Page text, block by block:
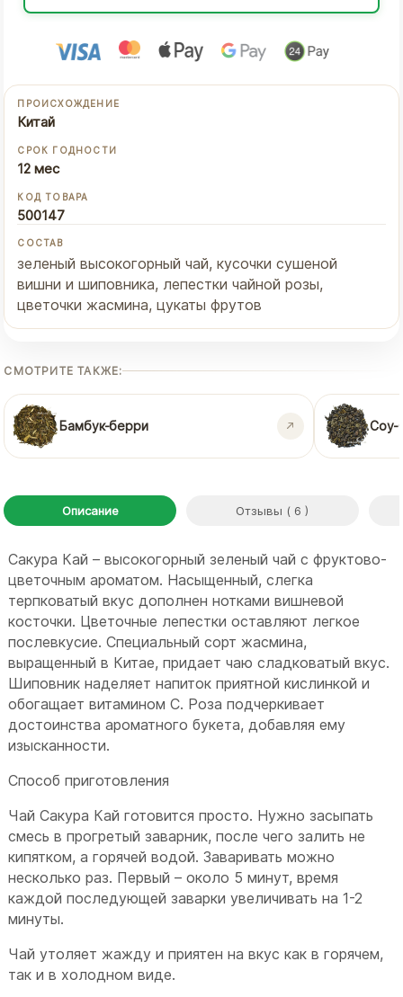
ПРОИСХОЖДЕНИЕ
Китай
СРОК ГОДНОСТИ
12 мес
КОД ТОВАРА
500147
СОСТАВ
зеленый высокогорный чай, кусочки сушеной
вишни и шиповника, лепестки чайной розы,
цветочки жасмина, цукаты фрутов
СМОТРИТЕ ТАКЖЕ:
Бамбук-берри Соу-
Описание Отзывы ( 6 )
Сакура Кай – высокогорный зеленый чай с фруктово-
цветочным ароматом. Насыщенный, слегка
терпковатый вкус дополнен нотками вишневой
косточки. Цветочные лепестки оставляют легкое
послевкусие. Специальный сорт жасмина,
выращенный в Китае, придает чаю сладковатый вкус.
Шиповник наделяет напиток приятной кислинкой и
обогащает витамином С. Роза подчеркивает
достоинства ароматного букета, добавляя ему
изысканности.
Способ приготовления
Чай Сакура Кай готовится просто. Нужно засыпать
смесь в прогретый заварник, после чего залить не
кипятком, а горячей водой. Заваривать можно
несколько раз. Первый – около 5 минут, время
каждой последующей заварки увеличивать на 1-2
минуты.
Чай утоляет жажду и приятен на вкус как в горячем,
так и в холодном виде.